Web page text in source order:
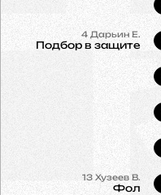
4 Дарьин Е.
Подбор в защите
13 Хузеев В.
Фол